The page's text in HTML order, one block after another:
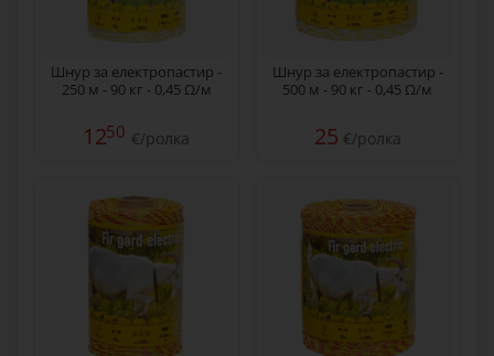
Шнур за електропастир -
250 м - 90 кг - 0,45 Ω/м
1250 €/ролка
Шнур за електропастир -
500 м - 90 кг - 0,45 Ω/м
25 €/ролка